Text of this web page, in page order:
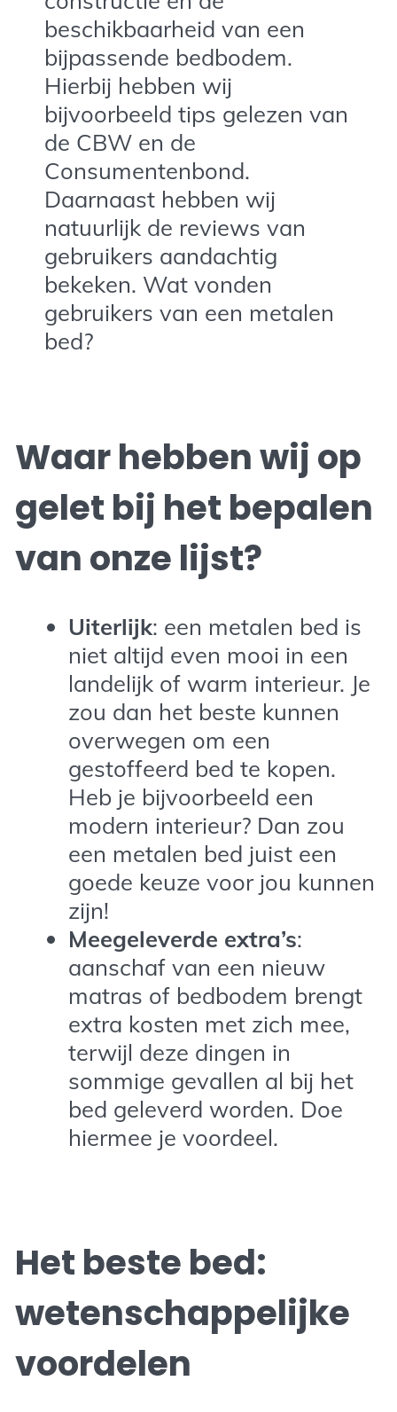
beschikbaarheid van een
bijpassende bedbodem.
Hierbij hebben wij
bijvoorbeeld tips gelezen van
de CBW en de
Consumentenbond.
Daarnaast hebben wij
natuurlijk de reviews van
gebruikers aandachtig
bekeken. Wat vonden
gebruikers van een metalen
bed?
Waar hebben wij op
gelet bij het bepalen
van onze lijst?
Uiterlijk: een metalen bed is
niet altijd even mooi in een
landelijk of warm interieur. Je
zou dan het beste kunnen
overwegen om een
gestoffeerd bed te kopen.
Heb je bijvoorbeeld een
modern interieur? Dan zou
een metalen bed juist een
goede keuze voor jou kunnen
zijn!
Meegeleverde extra’s:
aanschaf van een nieuw
matras of bedbodem brengt
extra kosten met zich mee,
terwijl deze dingen in
sommige gevallen al bij het
bed geleverd worden. Doe
hiermee je voordeel.
Het beste bed:
wetenschappelijke
voordelen